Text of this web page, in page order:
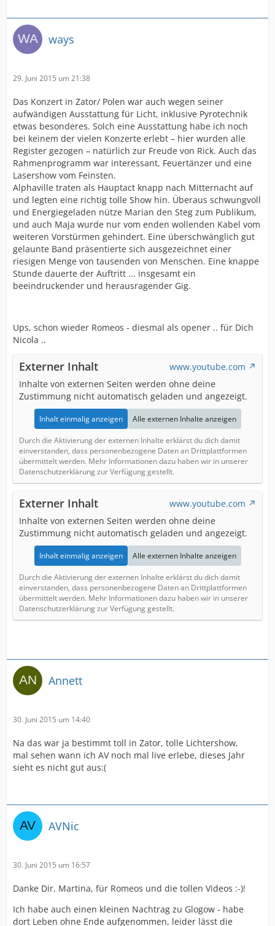
ways
29. Juni 2015 um 21:38
Das Konzert in Zator/ Polen war auch wegen seiner
aufwändigen Ausstattung für Licht, inklusive Pyrotechnik
etwas besonderes. Solch eine Ausstattung habe ich noch
bei keinem der vielen Konzerte erlebt – hier wurden alle
Register gezogen – natürlich zur Freude von Rick. Auch das
Rahmenprogramm war interessant, Feuertänzer und eine
Lasershow vom Feinsten.
Alphaville traten als Hauptact knapp nach Mitternacht auf
und legten eine richtig tolle Show hin. Überaus schwungvoll
und Energiegeladen nütze Marian den Steg zum Publikum,
und auch Maja wurde nur vom enden wollenden Kabel vom
weiteren Vorstürmen gehindert. Eine überschwänglich gut
gelaunte Band präsentierte sich ausgezeichnet einer
riesigen Menge von tausenden von Menschen. Eine knappe
Stunde dauerte der Auftritt ... insgesamt ein
beeindruckender und herausragender Gig.
Ups, schon wieder Romeos - diesmal als opener .. für Dich
Nicola ..
Externer Inhalt
www.youtube.com
Inhalte von externen Seiten werden ohne deine
Zustimmung nicht automatisch geladen und angezeigt.
Inhalt einmalig anzeigen Alle externen Inhalte anzeigen
Durch die Aktivierung der externen Inhalte erklärst du dich damit
einverstanden, dass personenbezogene Daten an Drittplattformen
übermittelt werden. Mehr Informationen dazu haben wir in unserer
Datenschutzerklärung zur Verfügung gestellt.
Externer Inhalt
www.youtube.com
Inhalte von externen Seiten werden ohne deine
Zustimmung nicht automatisch geladen und angezeigt.
Inhalt einmalig anzeigen Alle externen Inhalte anzeigen
Durch die Aktivierung der externen Inhalte erklärst du dich damit
einverstanden, dass personenbezogene Daten an Drittplattformen
übermittelt werden. Mehr Informationen dazu haben wir in unserer
Datenschutzerklärung zur Verfügung gestellt.
Annett
30. Juni 2015 um 14:40
Na das war ja bestimmt toll in Zator, tolle Lichtershow,
mal sehen wann ich AV noch mal live erlebe, dieses Jahr
sieht es nicht gut aus:(
AVNic
30. Juni 2015 um 16:57
Danke Dir, Martina, für Romeos und die tollen Videos :-)!
Ich habe auch einen kleinen Nachtrag zu Glogow - habe
dort Leben ohne Ende aufgenommen, leider lässt die